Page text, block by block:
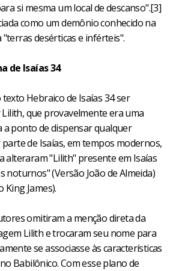
si mesma um local de descanso".[3]
como um demônio conhecido na
desérticas e inférteis".
de Isaías 34
Hebraico de Isaías 34 ser
que provavelmente era uma
a ponto de dispensar qualquer
de Isaías, em tempos modernos,
alteraram "Lilith" presente em Isaías
noturnos" (Versão João de Almeida)
King James).
omitiram a menção direta da
Lilith e trocaram seu nome para
se associasse às características
Babilônico. Com esse plano de